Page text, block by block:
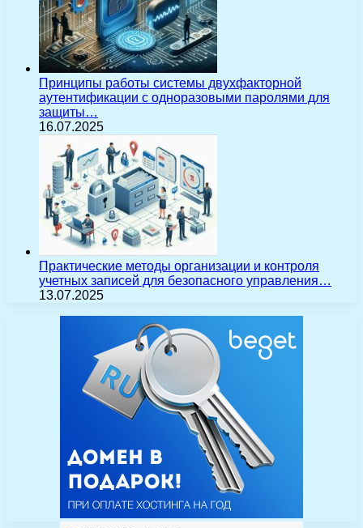
Принципы работы системы двухфакторной
аутентификации с одноразовыми паролями для
защиты…
16.07.2025
Практические методы организации и контроля
учетных записей для безопасного управления…
13.07.2025